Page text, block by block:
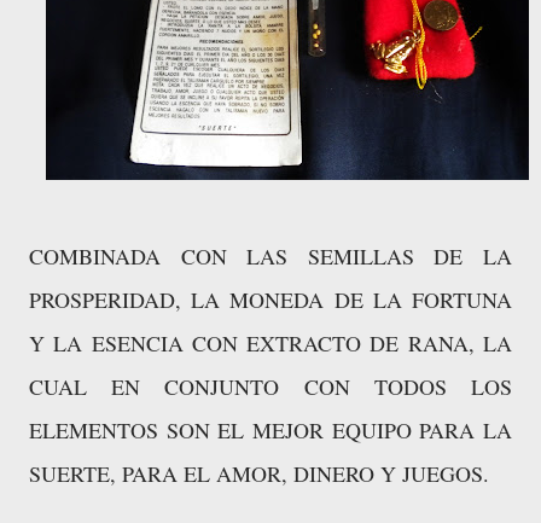
COMBINADA CON LAS SEMILLAS DE LA
PROSPERIDAD, LA MONEDA DE LA FORTUNA
Y LA ESENCIA CON EXTRACTO DE RANA, LA
CUAL EN CONJUNTO CON TODOS LOS
ELEMENTOS SON EL MEJOR EQUIPO PARA LA
SUERTE, PARA EL AMOR, DINERO Y JUEGOS.